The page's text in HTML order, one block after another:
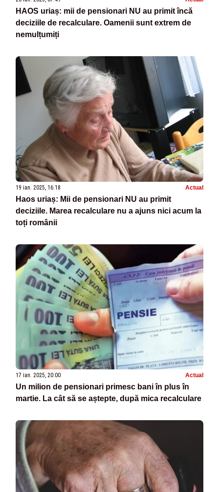
HAOS uriaș: mii de pensionari NU au primit încă
deciziile de recalculare. Oamenii sunt extrem de
nemulțumiți
19 ian. 2025, 16:18 Actual
Haos uriaș: Mii de pensionari NU au primit
deciziile. Marea recalculare nu a ajuns nici acum la
toți românii
17 ian. 2025, 20:00 Actual
Un milion de pensionari primesc bani în plus în
martie. La cât să se aștepte, după mica recalculare